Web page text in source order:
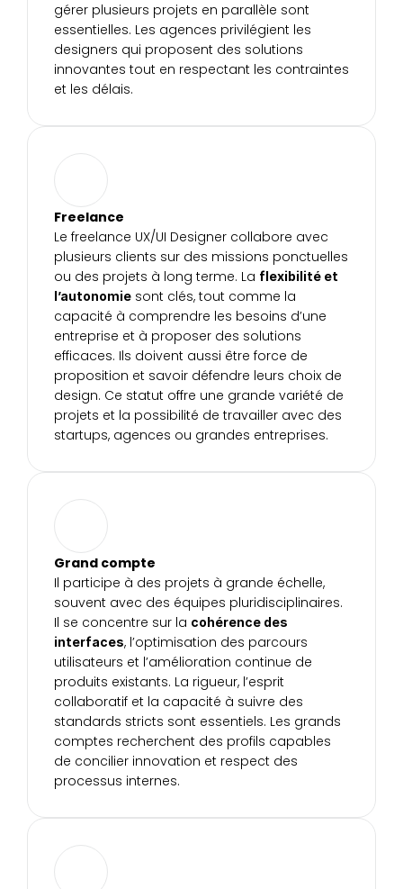
gérer plusieurs projets en parallèle sont
essentielles. Les agences privilégient les
designers qui proposent des solutions
innovantes tout en respectant les contraintes
et les délais.
Freelance
Le freelance UX/UI Designer collabore avec
plusieurs clients sur des missions ponctuelles
ou des projets à long terme. La flexibilité et
l’autonomie sont clés, tout comme la
capacité à comprendre les besoins d’une
entreprise et à proposer des solutions
efficaces. Ils doivent aussi être force de
proposition et savoir défendre leurs choix de
design. Ce statut offre une grande variété de
projets et la possibilité de travailler avec des
startups, agences ou grandes entreprises.
Grand compte
Il participe à des projets à grande échelle,
souvent avec des équipes pluridisciplinaires.
Il se concentre sur la cohérence des
interfaces, l’optimisation des parcours
utilisateurs et l’amélioration continue de
produits existants. La rigueur, l’esprit
collaboratif et la capacité à suivre des
standards stricts sont essentiels. Les grands
comptes recherchent des profils capables
de concilier innovation et respect des
processus internes.